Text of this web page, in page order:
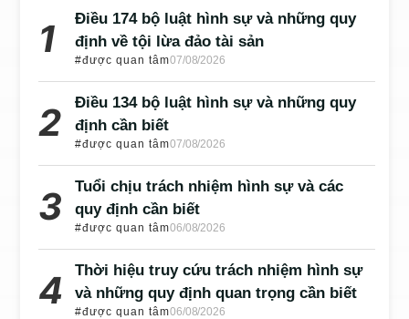
Điều 174 bộ luật hình sự và những quy
định về tội lừa đảo tài sản
#được quan tâm07/08/2026
Điều 134 bộ luật hình sự và những quy
định cần biết
#được quan tâm07/08/2026
Tuổi chịu trách nhiệm hình sự và các
quy định cần biết
#được quan tâm06/08/2026
Thời hiệu truy cứu trách nhiệm hình sự
và những quy định quan trọng cần biết
#được quan tâm06/08/2026